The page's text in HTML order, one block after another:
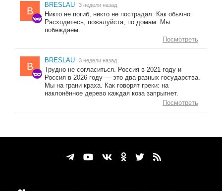
B
BRESLAU 3 недели назад
Никто не погиб, никто не пострадал. Как обычно.
Расходитесь, пожалуйста, по домам. Мы
побеждаем.
Посмотреть
B
BRESLAU 3 недели назад
Трудно не согласиться. Россия в 2021 году и
Россия в 2026 году — это два разных государства.
Мы на грани краха. Как говорят греки: на
наклонённое дерево каждая коза запрыгнет.
Посмотреть